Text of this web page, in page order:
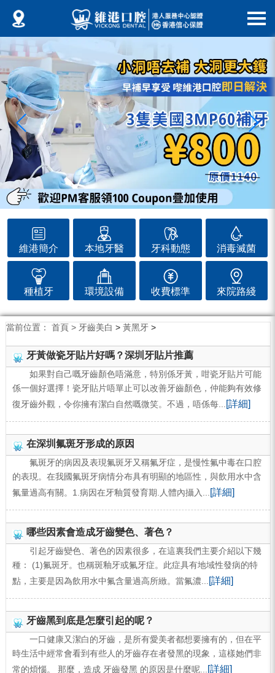
維港簡介 本地牙醫 牙科動態 消毒滅菌
種植牙 環境設備 收費標準 來院路綫
當前位置： 首頁 > 牙齒美白 > 黃黑牙>
牙黃做瓷牙貼片好嗎？深圳牙貼片推薦
如果對自己嘅牙齒顏色唔滿意，特別係牙黃，咁瓷牙貼片可能
係一個好選擇！瓷牙貼片唔單止可以改善牙齒顏色，仲能夠有效修
復牙齒外觀，令你擁有潔白自然嘅微笑。不過，唔係每...
[詳細]
在深圳氟斑牙形成的原因
氟斑牙的病因及表現氟斑牙又稱氟牙症，是慢性氟中毒在口腔
的表現。在我國氟斑牙病情分布具有明顯的地區性，與飲用水中含
氟量過高有關。1.病因在牙釉質發育期.人體內攝入...
[詳細]
哪些因素會造成牙齒變色、著色？
引起牙齒變色、著色的因素很多，在這裏我們主要介紹以下幾
種： (1)氟斑牙。也稱斑釉牙或氟牙症。此症具有地域性發病的特
點，主要是因為飲用水中氟含量過高所緻。當氟濃...
[詳細]
牙齒黑到底是怎麼引起的呢？
一口健康又潔白的牙齒，是所有愛美者都想要擁有的，但在平
時生活中經常會看到有些人的牙齒存在者發黑的現象，這樣她們非
常的煩惱。 那麼，造成 牙齒發黑 的原因是什麼呢...
[詳細]